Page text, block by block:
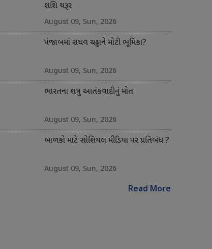
શશિ થરૂર
August 09, Sun, 2026
પંજાબમાં રાઘવ ચઢ્ઢાને મોટી ભૂમિકા?
August 09, Sun, 2026
ભારતના શત્રુ આતંકવાદીનું મોત
August 09, Sun, 2026
બાળકો માટે સોશિયલ મીડિયા પર પ્રતિબંધ ?
August 09, Sun, 2026
Read More